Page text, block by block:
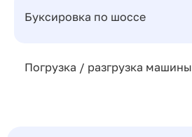
Буксировка по шоссе
Погрузка / разгрузка машины